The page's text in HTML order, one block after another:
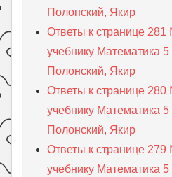
Полонский, Якир
Ответы к странице
учебнику Математика
Полонский, Якир
Ответы к странице
учебнику Математика
Полонский, Якир
Ответы к странице
учебнику Математика